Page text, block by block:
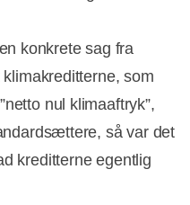
Annonce
konkrete sag fra
som
nul klimaaftryk”,
så var det
kreditterne egentlig